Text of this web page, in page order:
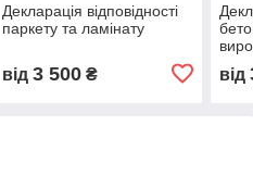
Декларація відповідності
паркету та ламінату
від 3 500₴ від